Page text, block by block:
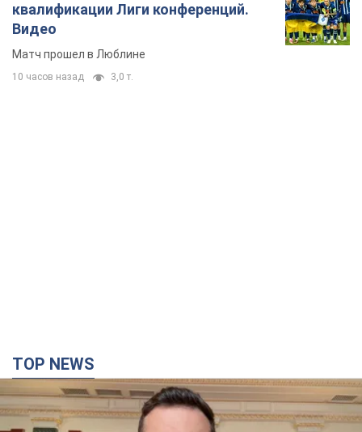
квалификации Лиги конференций.
Видео
Матч прошел в Люблине
10 часов назад 3,0 т.
TOP NEWS